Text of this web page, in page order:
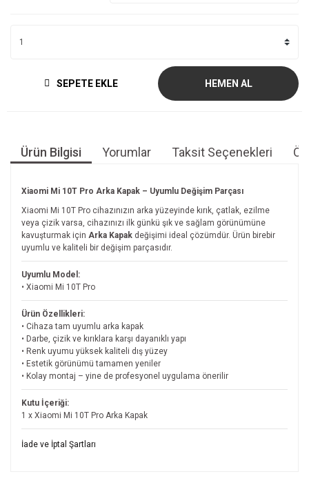
SEPETE EKLE HEMEN AL
Ürün Bilgisi Yorumlar Taksit Seçenekleri
Xiaomi Mi 10T Pro Arka Kapak – Uyumlu Değişim Parçası
Xiaomi Mi 10T Pro cihazınızın arka yüzeyinde kırık, çatlak, ezilme
veya çizik varsa, cihazınızı ilk günkü şık ve sağlam görünümüne
kavuşturmak için Arka Kapak değişimi ideal çözümdür. Ürün birebir
uyumlu ve kaliteli bir değişim parçasıdır.
Uyumlu Model:
• Xiaomi Mi 10T Pro
Ürün Özellikleri:
• Cihaza tam uyumlu arka kapak
• Darbe, çizik ve kırıklara karşı dayanıklı yapı
• Renk uyumu yüksek kaliteli dış yüzey
• Estetik görünümü tamamen yeniler
• Kolay montaj – yine de profesyonel uygulama önerilir
Kutu İçeriği:
1 x Xiaomi Mi 10T Pro Arka Kapak
Bu ürünün fiyat bilgisi, resim, ürün açıklamalarında ve diğer
İade ve İptal Şartları